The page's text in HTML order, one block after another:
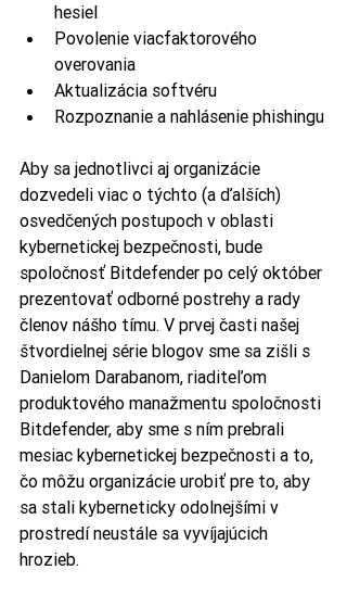
hesiel
Povolenie viacfaktorového
overovania
Aktualizácia softvéru
Rozpoznanie a nahlásenie phishingu
Aby sa jednotlivci aj organizácie
dozvedeli viac o týchto (a ďalších)
osvedčených postupoch v oblasti
kybernetickej bezpečnosti, bude
spoločnosť Bitdefender po celý október
prezentovať odborné postrehy a rady
členov nášho tímu. V prvej časti našej
štvordielnej série blogov sme sa zišli s
Danielom Darabanom, riaditeľom
produktového manažmentu spoločnosti
Bitdefender, aby sme s ním prebrali
mesiac kybernetickej bezpečnosti a to,
čo môžu organizácie urobiť pre to, aby
sa stali kyberneticky odolnejšími v
prostredí neustále sa vyvíjajúcich
hrozieb.